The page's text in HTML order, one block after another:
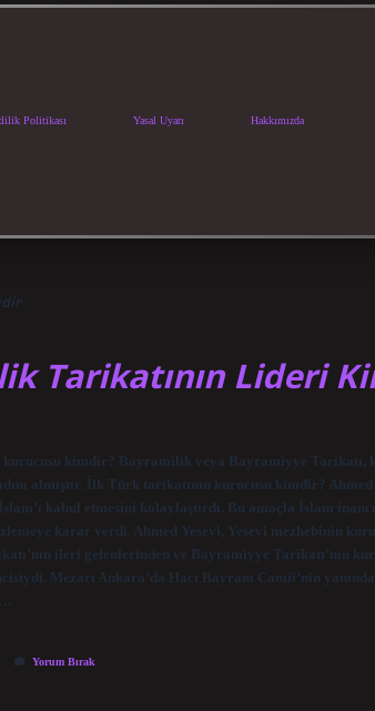
Politikası Yasal Uyarı Hakkımızda
Tarikatının Lideri
kimdir? Bayramilik veya Bayramiyye Tarikatı,
almıştır. İlk Türk tarikatının kurucusu kimdir?
kabul etmesini kolaylaştırdı. Bu amaçla İslam
karar verdi. Ahmed Yesevi, Yesevi mezhebinin
ileri gelenlerinden ve Bayramiyye Tarikatı’nın
Mezarı Ankara’da Hacı Bayram Camii’nin
Yorum Bırak